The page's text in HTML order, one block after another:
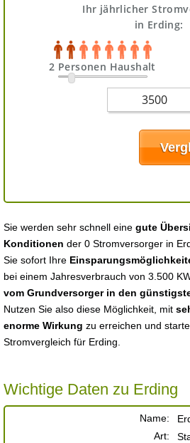
Ihr jährlicher
in Erding:
2 Personen Haushalt
Sie werden sehr schnell eine gute
Konditionen der 0 Stromversorger in
Sie sofort Ihre
bei einem Jahresverbrauch von 3.500
vom Grundversorger in den
Nutzen Sie also diese Möglichkeit, mit
enorme Wirkung zu erreichen und
Stromvergleich für Erding.
Wichtige Daten zu Erding
Name:
Art: